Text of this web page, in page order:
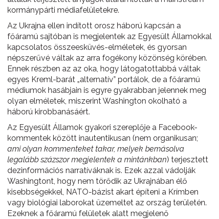
kormánypárti médiafelületekre.
Az Ukrajna ellen indított orosz háború kapcsán a
főáramú sajtóban is megjelentek az Egyesült Államokkal
kapcsolatos összeesküvés-elméletek, és gyorsan
népszerűvé váltak az arra fogékony közönség körében.
Ennek részben az az oka, hogy látogatottabbá váltak
egyes Kreml-barát „alternatív” portálok, de a főáramú
médiumok hasábjain is egyre gyakrabban jelennek meg
olyan elméletek, miszerint Washington okolható a
háború kirobbanásáért.
Az Egyesült Államok gyakori szereplője a Facebook-
kommentek között inautentikusan (nem organikusan;
ami olyan kommenteket takar, melyek bemásolva
legalább százszor megjelentek a mintánkban) terjesztett
dezinformációs narratíváknak is. Ezek azzal vádolják
Washingtont, hogy nem törődik az Ukrajnában élő
kisebbségekkel, NATO-bázist akart építeni a Krímben
vagy biológiai laborokat üzemeltet az ország területén.
Ezeknek a főáramú felületek alatt megjelenő